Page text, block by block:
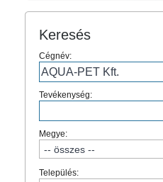
Keresés
Cégnév:
Tevékenység:
Megye:
Település: